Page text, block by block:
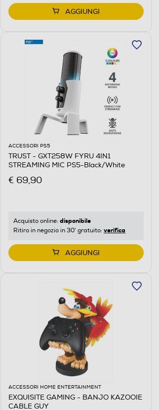
AGGIUNGI
ACCESSORI PS5
TRUST - GXT258W FYRU 4IN1
STREAMING MIC PS5-Black/White
€ 69,90
Acquisto online: disponibile
Ritiro in negozio in 30' gratuito: verifica
AGGIUNGI
ACCESSORI HOME ENTERTAINMENT
EXQUISITE GAMING - BANJO KAZOOIE
CABLE GUY